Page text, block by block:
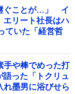
ぐことが…」 イ
エリート社長はハ
ていた「経営哲
手や棒でめった打
った「トクリュ
墨男に浴びせら